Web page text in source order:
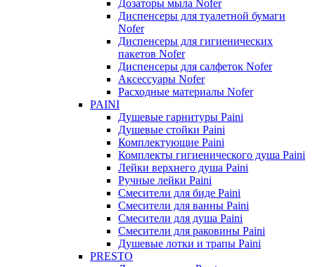
Дозаторы мыла Nofer
Диспенсеры для туалетной бумаги
Nofer
Диспенсеры для гигиенических
пакетов Nofer
Диспенсеры для салфеток Nofer
Аксессуары Nofer
Расходные материалы Nofer
PAINI
Душевые гарнитуры Paini
Душевые стойки Paini
Комплектующие Paini
Комплекты гигиенического душа Paini
Лейки верхнего душа Paini
Ручные лейки Paini
Смесители для биде Paini
Смесители для ванны Paini
Смесители для душа Paini
Смесители для раковины Paini
Душевые лотки и трапы Paini
PRESTO